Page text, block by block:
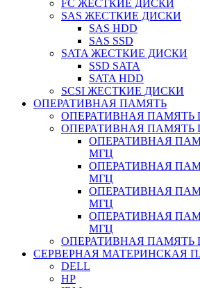
FC ЖЕСТКИЕ ДИСКИ
SAS ЖЕСТКИЕ ДИСКИ
SAS HDD
SAS SSD
SATA ЖЕСТКИЕ ДИСКИ
SSD SATA
SATA HDD
SCSI ЖЕСТКИЕ ДИСКИ
ОПЕРАТИВНАЯ ПАМЯТЬ
ОПЕРАТИВНАЯ ПАМЯТЬ
ОПЕРАТИВНАЯ ПАМЯТЬ
ОПЕРАТИВНАЯ
МГЦ
ОПЕРАТИВНАЯ
МГЦ
ОПЕРАТИВНАЯ
МГЦ
ОПЕРАТИВНАЯ
МГЦ
ОПЕРАТИВНАЯ ПАМЯТЬ
СЕРВЕРНАЯ МАТЕРИНСКАЯ
DELL
HP